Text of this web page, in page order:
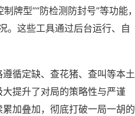
牌型”“防检测防封号”等功能，
。这些工具通过后台运行、自
循定缺、查花猪、查叫等本土
提升了对局的策略性与严谨
加叠加，彻底打破一局一胡的